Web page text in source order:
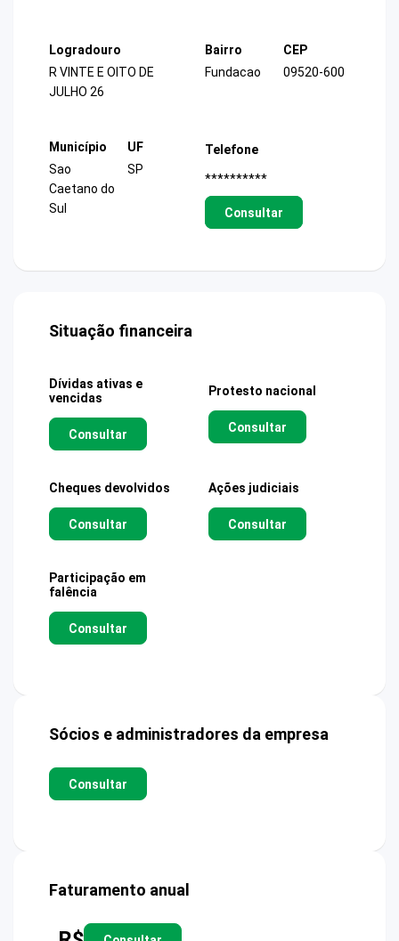
Logradouro
R VINTE E OITO DE
JULHO 26
Bairro
Fundacao
CEP
09520-600
Município
Sao
Caetano do
Sul
UF
SP
Telefone
**********
Consultar
Situação financeira
Dívidas ativas e
vencidas
Consultar
Protesto nacional
Consultar
Cheques devolvidos
Consultar
Ações judiciais
Consultar
Participação em
falência
Consultar
Sócios e administradores da empresa
Consultar
Faturamento anual